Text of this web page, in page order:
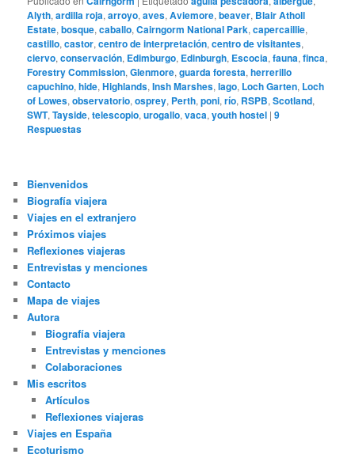
Alyth,ardilla roja,arroyo,aves,Aviemore,beaver, Blair Atholl
Estate,bosque,caballo,Cairngorm National Park,capercaillie,
castillo,castor,centro de interpretación,centro de visitantes,
ciervo,conservación, Edimburgo, Edinburgh, Escocia,fauna,finca,
Forestry Commission,Glenmore,guarda foresta,herrerillo
capuchino,hide,Highlands,Insh Marshes,lago, Loch Garten, Loch
of Lowes,observatorio,osprey, Perth,poni,río, RSPB,Scotland,
SWT,Tayside,telescopio,urogallo,vaca,youth hostel |9
Respuestas
Bienvenidos
Biografía viajera
Viajes en el extranjero
Próximos viajes
Reflexiones viajeras
Entrevistas y menciones
Contacto
Mapa de viajes
Autora
Biografía viajera
Entrevistas y menciones
Colaboraciones
Mis escritos
Artículos
Reflexiones viajeras
Viajes en España
Ecoturismo